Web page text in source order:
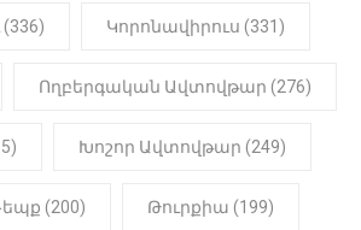
մարմինը
Կորոնավիրուս (331)
Ողբերգական Ավտովթար (276)
Խոշոր Ավտովթար (249)
(200) Թուրքիա (199)